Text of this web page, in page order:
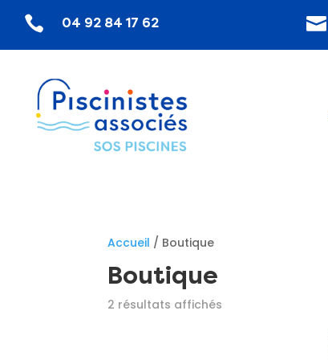
 04 92 84 17 62 
Accueil / Boutique
Boutique
2 résultats affichés